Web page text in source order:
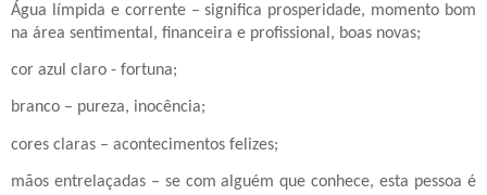
Água límpida e corrente – significa prosperidade, momento bom
na área sentimental, financeira e profissional, boas novas;
cor azul claro - fortuna;
branco – pureza, inocência;
cores claras – acontecimentos felizes;
mãos entrelaçadas – se com alguém que conhece, esta pessoa é